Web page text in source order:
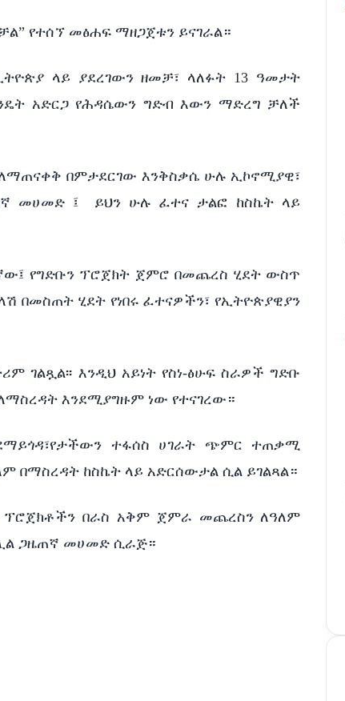
የተሰኘ መፅሐፍ ማዘጋጀቱን ይናገራል።
ላይ ያደረገውን ዘመቻ፣ ላለፉት 13 ዓመታት
አድርጋ የሕዳሴውን ግድብ እውን ማድረግ ቻለች
በምታደርገው እንቅስቃሴ ሁሉ ኢኮኖሚያዊ፣
መሀመድ ፤
ይህን ሁሉ ፈተና ታልፎ ከስኬት ላይ
የግድቡን ፕሮጀክት ጀምሮ በመጨረስ ሂደት ውስጥ
በመስጠት ሂደት የነበሩ ፈተናዎችን፣ የኢትዮጵያዊያን
እንዲህ አይነት የስነ-ፅሁፍ ስራዎች ግድቡ
እንደሚያግዙም ነው የተናገረው።
ተፋሰስ ሀገራት ጭምር ተጠቃሚ
በማስረዳት ከስኬት ላይ አድርሰውታል ሲል ይገልጻል።
በራስ አቅም ጀምራ መጨረስን ለዓለም
ጋዜጠኛ መሀመድ ሲራጅ።